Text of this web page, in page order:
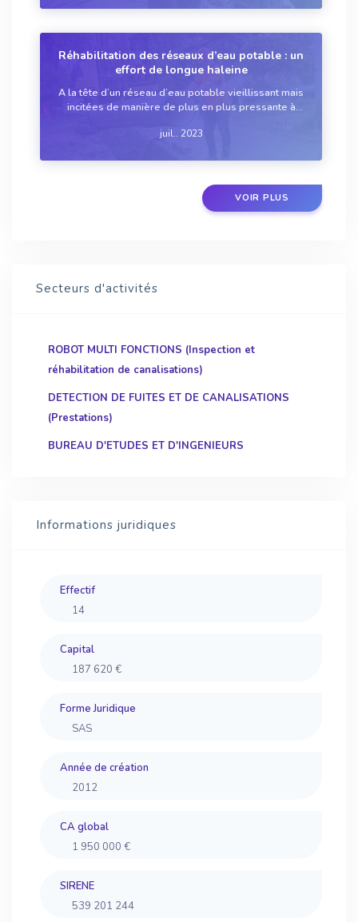
perfor...
Réhabilitation des réseaux d’eau potable : un
effort de longue haleine
A la tête d’un réseau d’eau potable vieillissant mais
incitées de manière de plus en plus pressante à
choix : il leur faut gérer leur patrimoine dans la
juil.. 2023
VOIR PLUS
Secteurs d'activités
ROBOT MULTI FONCTIONS (Inspection et
réhabilitation de canalisations)
DETECTION DE FUITES ET DE CANALISATIONS
(Prestations)
BUREAU D'ETUDES ET D'INGENIEURS
Informations juridiques
Effectif
14
Capital
187 620 €
Forme Juridique
SAS
Année de création
2012
CA global
1 950 000 €
SIRENE
539 201 244